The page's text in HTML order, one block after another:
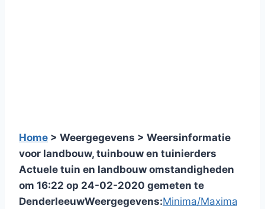
Home > Weergegevens > Weersinformatie
voor landbouw, tuinbouw en tuinierders
Actuele tuin en landbouw omstandigheden
om 16:22 op 24-02-2020 gemeten te
DenderleeuwWeergegevens:Minima/Maxima